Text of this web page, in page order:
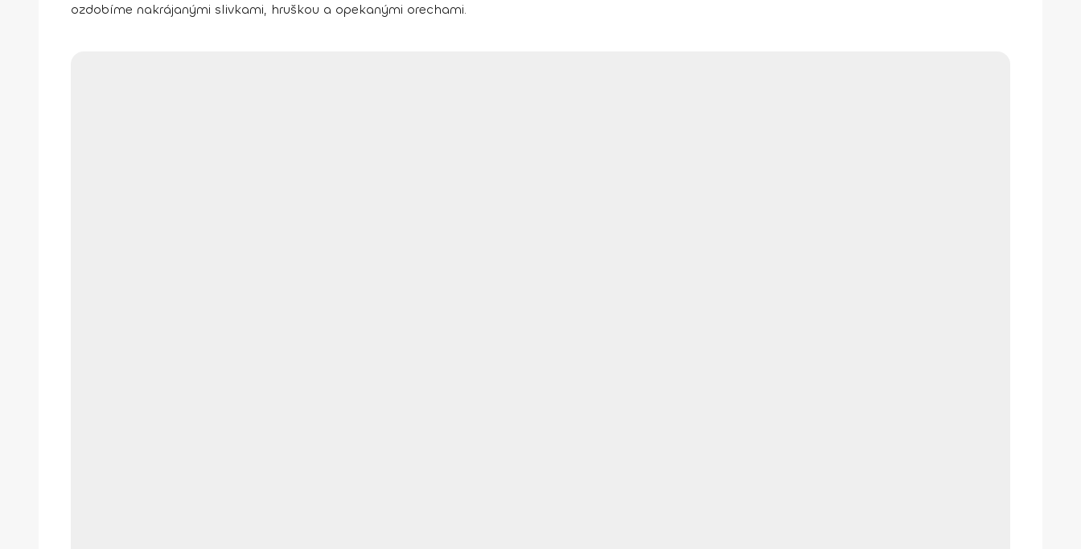
ozdobíme nakrájanými slivkami, hruškou a opekanými orechami.